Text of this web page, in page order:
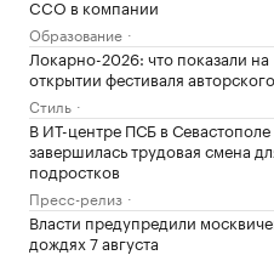
CCO в компании
Образование
Локарно-2026: что показали на
открытии фестиваля
Стиль
В ИТ-центре ПСБ в Севастополе
завершилась трудовая смена
подростков
Пресс-релиз
Власти предупредили
дождях 7 августа